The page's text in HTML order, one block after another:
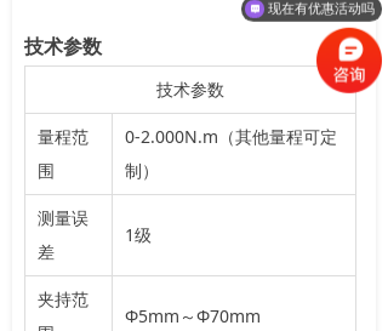
技术参数
技术参数
量程范
围
0-2.000N.m（其他量程可定
制）
测量误
差
1级
夹持范
Φ5mm～Φ70mm
现在有优惠活动吗